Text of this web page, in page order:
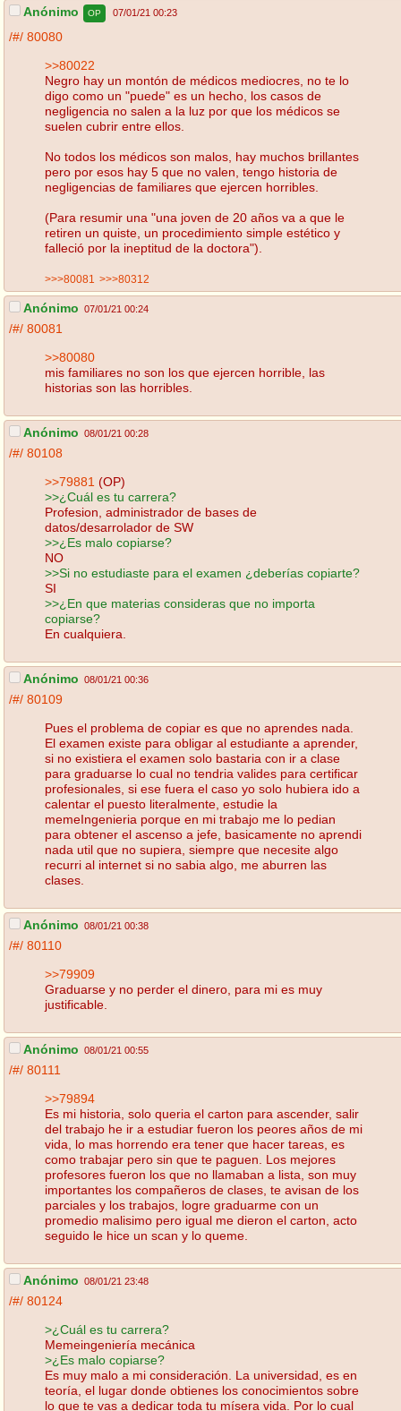
Anónimo OP 07/01/21 00:23
/#/ 80080
>>80022
Negro hay un montón de médicos mediocres, no te lo
digo como un "puede" es un hecho, los casos de
negligencia no salen a la luz por que los médicos se
suelen cubrir entre ellos.
No todos los médicos son malos, hay muchos brillantes
pero por esos hay 5 que no valen, tengo historia de
negligencias de familiares que ejercen horribles.
(Para resumir una "una joven de 20 años va a que le
retiren un quiste, un procedimiento simple estético y
falleció por la ineptitud de la doctora").
>>>80081 >>>80312
Anónimo 07/01/21 00:24
/#/ 80081
>>80080
mis familiares no son los que ejercen horrible, las
historias son las horribles.
Anónimo 08/01/21 00:28
/#/ 80108
>>79881 (OP)
>>¿Cuál es tu carrera?
Profesion, administrador de bases de
datos/desarrolador de SW
>>¿Es malo copiarse?
NO
>>Si no estudiaste para el examen ¿deberías copiarte?
SI
>>¿En que materias consideras que no importa
copiarse?
En cualquiera.
Anónimo 08/01/21 00:36
/#/ 80109
Pues el problema de copiar es que no aprendes nada.
El examen existe para obligar al estudiante a aprender,
si no existiera el examen solo bastaria con ir a clase
para graduarse lo cual no tendria valides para certificar
profesionales, si ese fuera el caso yo solo hubiera ido a
calentar el puesto literalmente, estudie la
memeIngenieria porque en mi trabajo me lo pedian
para obtener el ascenso a jefe, basicamente no aprendi
nada util que no supiera, siempre que necesite algo
recurri al internet si no sabia algo, me aburren las
clases.
Anónimo 08/01/21 00:38
/#/ 80110
>>79909
Graduarse y no perder el dinero, para mi es muy
justificable.
Anónimo 08/01/21 00:55
/#/ 80111
>>79894
Es mi historia, solo queria el carton para ascender, salir
del trabajo he ir a estudiar fueron los peores años de mi
vida, lo mas horrendo era tener que hacer tareas, es
como trabajar pero sin que te paguen. Los mejores
profesores fueron los que no llamaban a lista, son muy
importantes los compañeros de clases, te avisan de los
parciales y los trabajos, logre graduarme con un
promedio malisimo pero igual me dieron el carton, acto
seguido le hice un scan y lo queme.
Anónimo 08/01/21 23:48
/#/ 80124
>¿Cuál es tu carrera?
Memeingeniería mecánica
>¿Es malo copiarse?
Es muy malo a mi consideración. La universidad, es en
teoría, el lugar donde obtienes los conocimientos sobre
lo que te vas a dedicar toda tu mísera vida. Por lo cual